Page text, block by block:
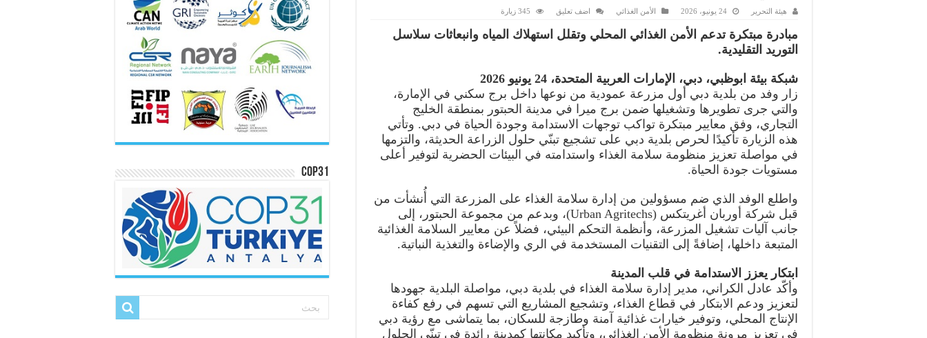
هيئة التحرير 24 يونيو، 2026 الأمن الغذائي اضف تعليق 345 زيارة
مبادرة مبتكرة تدعم الأمن الغذائي المحلي وتقلل استهلاك المياه وانبعاثات سلاسل
التوريد التقليدية.
شبكة بيئة ابوظبي، دبي، الإمارات العربية المتحدة، 24 يونيو 2026
زار وفد من بلدية دبي أول مزرعة عمودية من نوعها داخل برج سكني في الإمارة،
والتي جرى تطويرها وتشغيلها ضمن برج ميرا في مدينة الحبتور بمنطقة الخليج
التجاري، وفق معايير مبتكرة تواكب توجهات الاستدامة وجودة الحياة في دبي. وتأتي
هذه الزيارة تأكيدًا لحرص بلدية دبي على تشجيع تبنّي حلول الزراعة الحديثة، والتزمها
في مواصلة تعزيز منظومة سلامة الغذاء واستدامته في البيئات الحضرية لتوفير أعلى
مستويات جودة الحياة.
واطلع الوفد الذي ضم مسؤولين من إدارة سلامة الغذاء على المزرعة التي أُنشأت من
قبل شركة أوربان أغريتكس (Urban Agritechs)، وبدعم من مجموعة الحبتور، إلى
جانب آليات تشغيل المزرعة، وأنظمة التحكم البيئي، فضلاً عن معايير السلامة الغذائية
المتبعة داخلها، إضافةً إلى التقنيات المستخدمة في الري والإضاءة والتغذية النباتية.
ابتكار يعزز الاستدامة في قلب المدينة
وأكّد عادل الكراني، مدير إدارة سلامة الغذاء في بلدية دبي، مواصلة البلدية جهودها
لتعزيز ودعم الابتكار في قطاع الغذاء، وتشجيع المشاريع التي تسهم في رفع كفاءة
الإنتاج المحلي، وتوفير خيارات غذائية آمنة وطازجة للسكان، بما يتماشى مع رؤية دبي
في تعزيز مرونة منظومة الأمن الغذائي، وتأكيد مكانتها كمدينة رائدة في تبنّي الحلول
COP31